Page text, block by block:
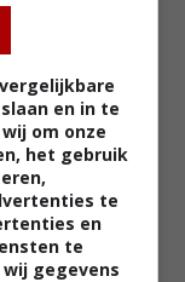
en dat vindt hij
54. Hij krijgt
klimt al snel op
het centrum
draait en waar
drugs en geld.
en in te
om onze
het gebruik
te
en
te
gegevens